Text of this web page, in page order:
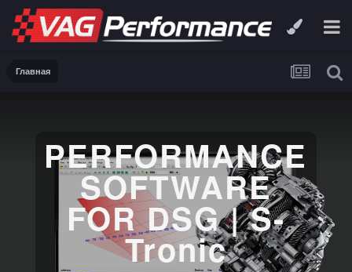
Главная
PERFORMANCE
SOFTWARE
FOR DSG | S-
Tronic